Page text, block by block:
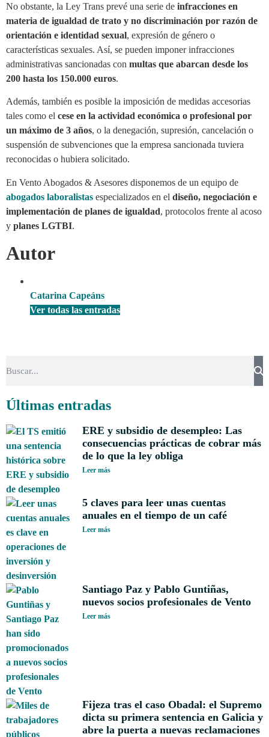
No obstante, la Ley Trans prevé una serie de infracciones en
materia de igualdad de trato y no discriminación por razón de
orientación e identidad sexual, expresión de género o
características sexuales. Así, se pueden imponer infracciones
administrativas sancionadas con multas que abarcan desde los
200 hasta los 150.000 euros.
Además, también es posible la imposición de medidas accesorias
tales como el cese en la actividad económica o profesional por
un máximo de 3 años, o la denegación, supresión, cancelación o
suspensión de subvenciones que la empresa sancionada tuviera
reconocidas o hubiera solicitado.
En Vento Abogados & Asesores disponemos de un equipo de
abogados laboralistas especializados en el diseño, negociación e
implementación de planes de igualdad, protocolos frente al acoso
y planes LGTBI.
Autor
Catarina Capeáns
Ver todas las entradas
Últimas entradas
ERE y subsidio de desempleo: Las
consecuencias prácticas de cobrar más
de lo que la ley obliga
Leer más
5 claves para leer unas cuentas
anuales en el tiempo de un café
Leer más
Santiago Paz y Pablo Guntiñas,
nuevos socios profesionales de Vento
Leer más
Fijeza tras el caso Obadal: el Supremo
dicta su primera sentencia en Galicia y
abre la puerta a nuevas reclamaciones